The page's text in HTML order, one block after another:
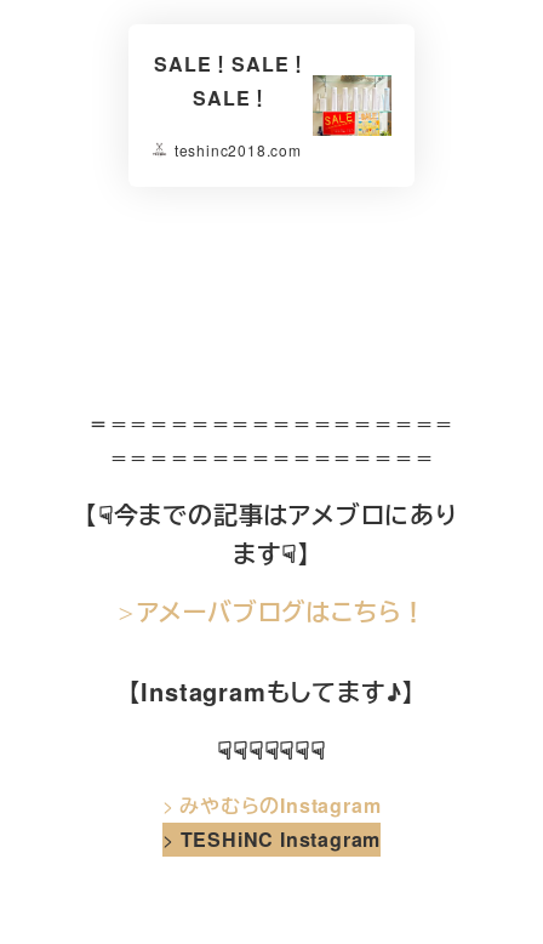
SALE！SALE！
SALE！
teshinc2018.com
＝ ＝＝＝＝＝＝＝＝＝＝＝＝＝＝＝＝＝
＝＝＝＝＝＝＝＝＝＝＝＝＝＝＝＝
【☟今までの記事はアメブロにあり
ます☟】
＞アメーバブログはこちら！
【Instagramもしてます♪】
☟☟☟☟☟☟☟
>みやむらのInstagram
> TESHiNC Instagram